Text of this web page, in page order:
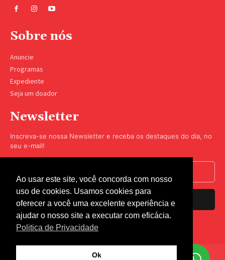
Sobre nós
Anuncie
Programas
Expediente
Seja um doador
Newsletter
Inscreva-se nossa Newsletter e receba os destaques do dia, no
seu e-mail!
Inscrever-se
Nós respeitamos sua privacidade.
Ao usar este site, você concorda com nosso
uso de cookies. Usamos cookies para
oferecer a você uma excelente experiência e
ajudar o nosso site a executar com eficácia.
Politica de Privacidade
Ok